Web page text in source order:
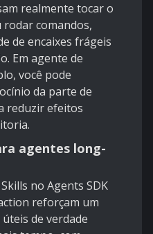
realmente tocar o
comandos,
de encaixes frágeis
Em agente de
você pode
da parte de
reduzir efeitos
agentes long-
Skills no Agents SDK
reforçam um
de verdade